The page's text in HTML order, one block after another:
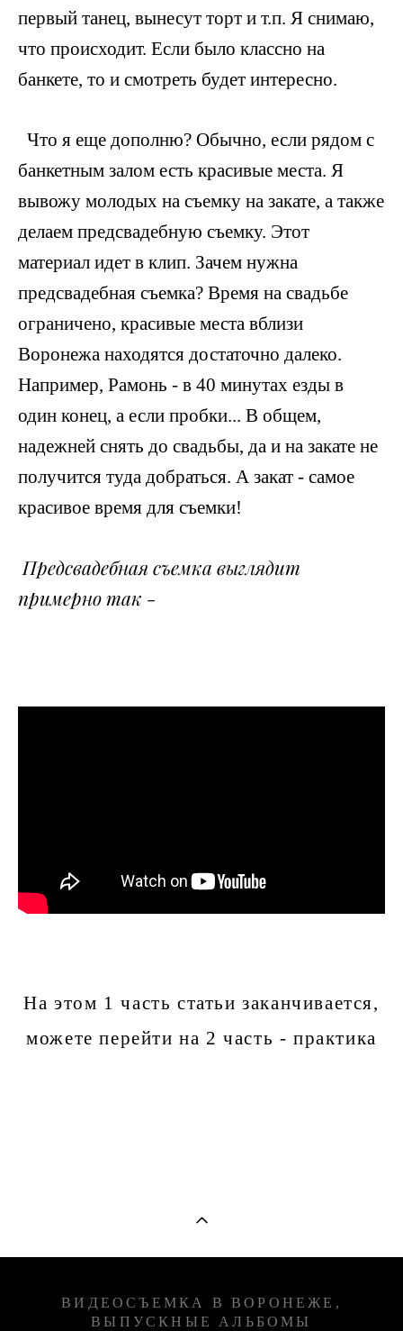
первый танец, вынесут торт и т.п. Я снимаю,
что происходит. Если было классно на
банкете, то и смотреть будет интересно.
Что я еще дополню? Обычно, если рядом с
банкетным залом есть красивые места. Я
вывожу молодых на съемку на закате, а также
делаем предсвадебную съемку. Этот
материал идет в клип. Зачем нужна
предсвадебная съемка? Время на свадьбе
ограничено, красивые места вблизи
Воронежа находятся достаточно далеко.
Например, Рамонь - в 40 минутах езды в
один конец, а если пробки... В общем,
надежней снять до свадьбы, да и на закате не
получится туда добраться. А закат - самое
красивое время для съемки!
Предсвадебная съемка выглядит
примерно так -
На этом 1 часть статьи заканчивается,
можете перейти на 2 часть - практика
ВИДЕОСЪЕМКА В ВОРОНЕЖЕ,
ВЫПУСКНЫЕ АЛЬБОМЫ